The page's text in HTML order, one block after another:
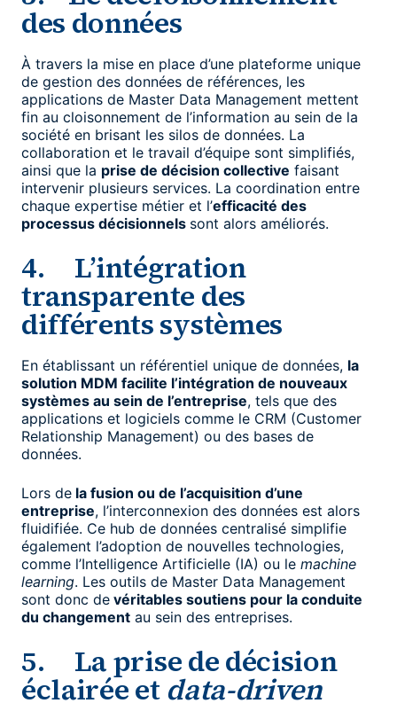
des données
À travers la mise en place d’une plateforme unique
de gestion des données de références, les
applications de Master Data Management mettent
fin au cloisonnement de l’information au sein de la
société en brisant les silos de données. La
collaboration et le travail d’équipe sont simplifiés,
ainsi que la prise de décision collective faisant
intervenir plusieurs services. La coordination entre
chaque expertise métier et l’efficacité des
processus décisionnels sont alors améliorés.
4. L’intégration
transparente des
différents systèmes
En établissant un référentiel unique de données, la
solution MDM facilite l’intégration de nouveaux
systèmes au sein de l’entreprise, tels que des
applications et logiciels comme le CRM (Customer
Relationship Management) ou des bases de
données.
Lors de la fusion ou de l’acquisition d’une
entreprise, l’interconnexion des données est alors
fluidifiée. Ce hub de données centralisé simplifie
également l’adoption de nouvelles technologies,
comme l’Intelligence Artificielle (IA) ou le machine
learning. Les outils de Master Data Management
sont donc de véritables soutiens pour la conduite
du changement au sein des entreprises.
5. La prise de décision
éclairée etdata-driven